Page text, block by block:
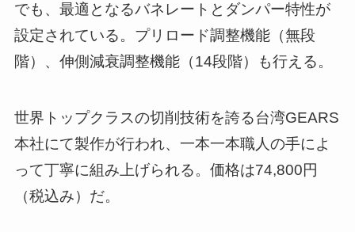
でも、最適となるバネレートとダンパー特性が
設定されている。プリロード調整機能（無段
階）、伸側減衰調整機能（14段階）も行える。
世界トップクラスの切削技術を誇る台湾GEARS
本社にて製作が行われ、一本一本職人の手によ
って丁寧に組み上げられる。価格は74,800円
（税込み）だ。